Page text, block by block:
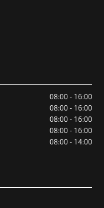
08:00 - 16:00
08:00 - 16:00
08:00 - 16:00
08:00 - 16:00
08:00 - 14:00